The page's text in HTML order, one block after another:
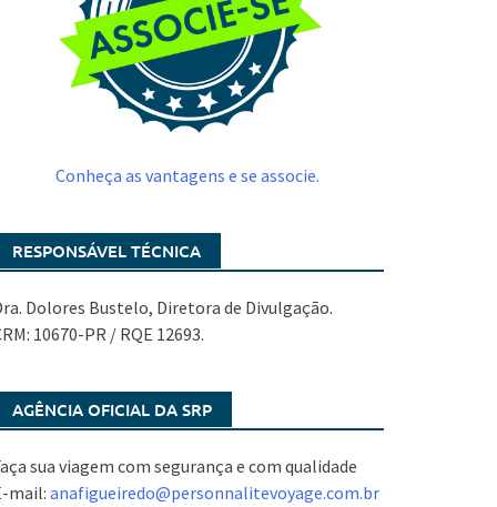
Conheça as vantagens e se associe.
RESPONSÁVEL TÉCNICA
Dolores Bustelo, Diretora de Divulgação.
10670-PR / RQE 12693.
AGÊNCIA OFICIAL DA SRP
sua viagem com segurança e com qualidade
mail: anafigueiredo@personnalitevoyage.com.br